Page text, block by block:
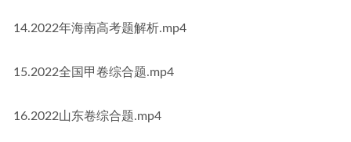
14.2022年海南高考题解析.mp4
15.2022全国甲卷综合题.mp4
16.2022山东卷综合题.mp4